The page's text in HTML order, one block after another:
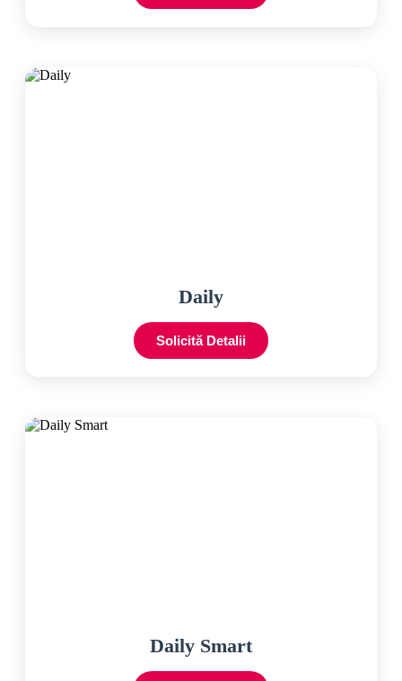
Daily
Solicită Detalii
Daily Smart